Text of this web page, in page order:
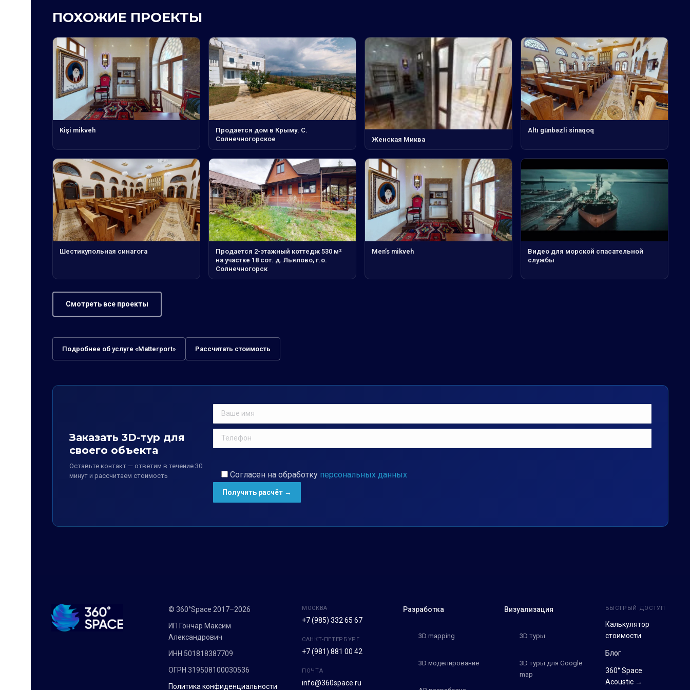
ПОХОЖИЕ ПРОЕКТЫ
Kişi mikveh
Продается дом в Крыму. С.
Солнечногорское
Женская Миква
Altı günbəzli sinaqoq
Шестикупольная синагога
Продается 2-этажный коттедж 530 м²
на участке 18 сот. д. Льялово, г.о.
Солнечногорск
Men’s mikveh
Видео для морской спасательной
службы
Смотреть все проекты
Подробнее об услуге «Matterport» Рассчитать стоимость
Заказать 3D-тур для
своего объекта
Оставьте контакт — ответим в течение 30
минут и рассчитаем стоимость
Согласен на обработку персональных данных
© 360°Space 2017–2026
ИП Гончар Максим
Александрович
ИНН 501818387709
ОГРН 319508100030536
Политика конфиденциальности
МОСКВА
+7 (985) 332 65 67
САНКТ-ПЕТЕРБУРГ
+7 (981) 881 00 42
ПОЧТА
info@360space.ru
Разработка
3D mapping
3D моделирование
Визуализация
3D туры
3D туры для Google
map
БЫСТРЫЙ ДОСТУП
Калькулятор
стоимости
Блог
360° Space
Acoustic →